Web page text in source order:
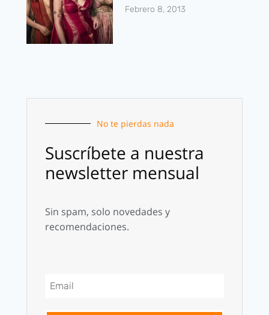
Febrero 8, 2013
No te pierdas nada
Suscríbete a nuestra
newsletter mensual
Sin spam, solo novedades y
recomendaciones.